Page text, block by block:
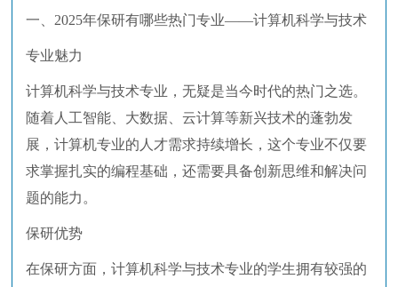
一、2025年保研有哪些热门专业——计算机科学与技术
专业魅力
计算机科学与技术专业，无疑是当今时代的热门之选。
随着人工智能、大数据、云计算等新兴技术的蓬勃发
展，计算机专业的人才需求持续增长，这个专业不仅要
求掌握扎实的编程基础，还需要具备创新思维和解决问
题的能力。
保研优势
在保研方面，计算机科学与技术专业的学生拥有较强的